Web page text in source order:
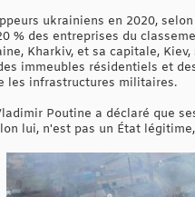
ukrainiens en 2020,
% des entreprises du
Kharkiv, et sa capitale,
immeubles résidentiels et
les infrastructures militaires.
Poutine a déclaré que
lui, n'est pas un État